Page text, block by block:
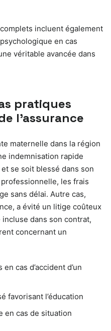
incluent également
en cas
véritable avancée dans
pratiques
l’assurance
maternelle dans la région
indemnisation rapide
se soit blessé dans son
les frais
sans délai. Autre cas,
a évité un litige coûteux
dans son contrat,
concernant un
cas d’accident d’un
favorisant l’éducation
en cas de situation